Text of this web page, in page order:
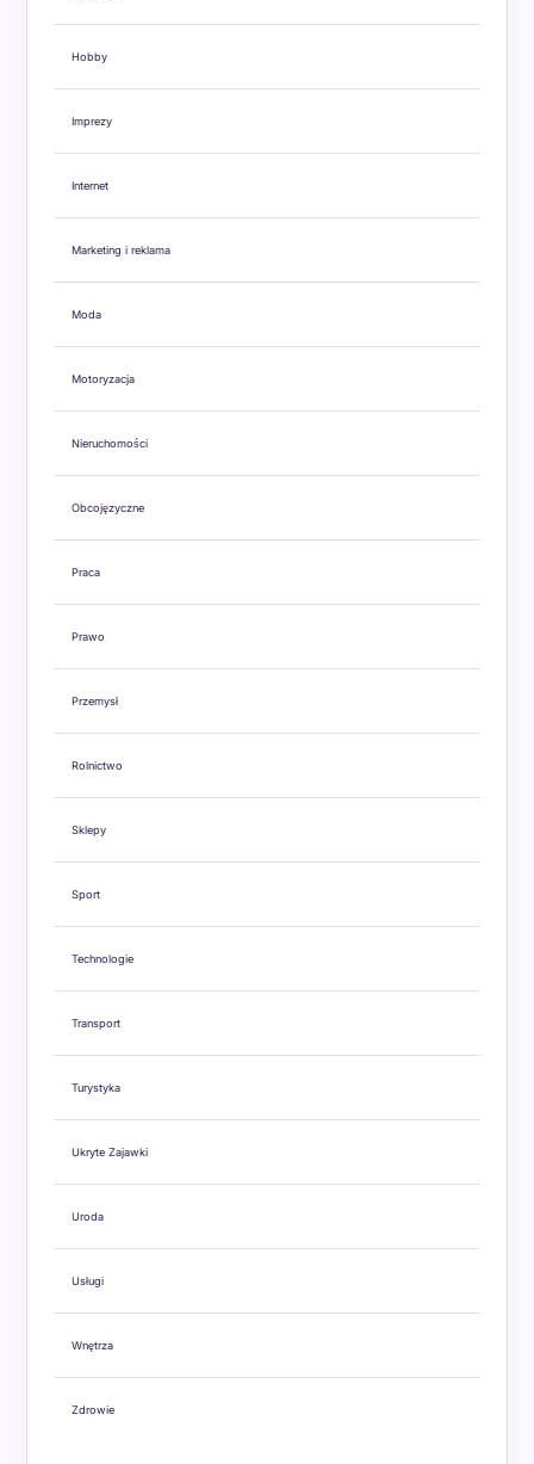
Hobby
Imprezy
Internet
Marketing i reklama
Moda
Motoryzacja
Nieruchomości
Obcojęzyczne
Praca
Prawo
Przemysł
Rolnictwo
Sklepy
Sport
Technologie
Transport
Turystyka
Ukryte Zajawki
Uroda
Usługi
Wnętrza
Zdrowie